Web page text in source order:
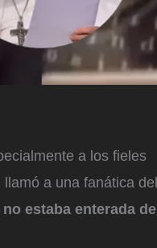
a los fieles
a una fanática del
no estaba enterada del